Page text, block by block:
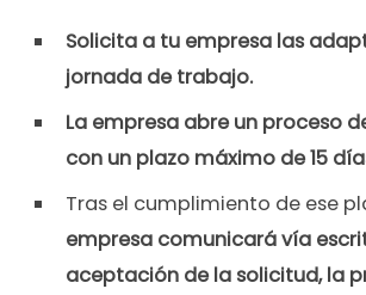
Solicita a tu empresa las
jornada de trabajo.
La empresa abre un proceso
con un plazo máximo de 15
Tras el cumplimiento de ese
empresa comunicará vía
aceptación de la solicitud, la